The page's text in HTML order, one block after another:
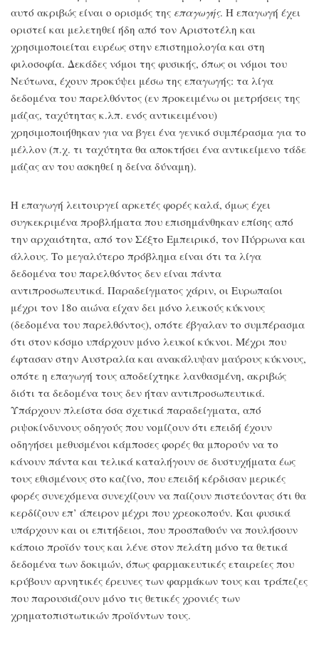
αυτό ακριβώς είναι ο ορισμός της επαγωγής. Η επαγωγή έχει
οριστεί και μελετηθεί ήδη από τον Αριστοτέλη και
χρησιμοποιείται ευρέως στην επιστημολογία και στη
φιλοσοφία. Δεκάδες νόμοι της φυσικής, όπως οι νόμοι του
Νεύτωνα, έχουν προκύψει μέσω της επαγωγής: τα λίγα
δεδομένα του παρελθόντος (εν προκειμένω οι μετρήσεις της
μάζας, ταχύτητας κ.λπ. ενός αντικειμένου)
χρησιμοποιήθηκαν για να βγει ένα γενικό συμπέρασμα για το
μέλλον (π.χ. τι ταχύτητα θα αποκτήσει ένα αντικείμενο τάδε
μάζας αν του ασκηθεί η δείνα δύναμη).
Η επαγωγή λειτουργεί αρκετές φορές καλά, όμως έχει
συγκεκριμένα προβλήματα που επισημάνθηκαν επίσης από
την αρχαιότητα, από τον Σέξτο Εμπειρικό, τον Πύρρωνα και
άλλους. Το μεγαλύτερο πρόβλημα είναι ότι τα λίγα
δεδομένα του παρελθόντος δεν είναι πάντα
αντιπροσωπευτικά. Παραδείγματος χάριν, οι Ευρωπαίοι
μέχρι τον 18ο αιώνα είχαν δει μόνο λευκούς κύκνους
(δεδομένα του παρελθόντος), οπότε έβγαλαν το συμπέρασμα
ότι στον κόσμο υπάρχουν μόνο λευκοί κύκνοι. Μέχρι που
έφτασαν στην Αυστραλία και ανακάλυψαν μαύρους κύκνους,
οπότε η επαγωγή τους αποδείχτηκε λανθασμένη, ακριβώς
διότι τα δεδομένα τους δεν ήταν αντιπροσωπευτικά.
Υπάρχουν πλείστα όσα σχετικά παραδείγματα, από
ριψοκίνδυνους οδηγούς που νομίζουν ότι επειδή έχουν
οδηγήσει μεθυσμένοι κάμποσες φορές θα μπορούν να το
κάνουν πάντα και τελικά καταλήγουν σε δυστυχήματα έως
τους εθισμένους στο καζίνο, που επειδή κέρδισαν μερικές
φορές συνεχόμενα συνεχίζουν να παίζουν πιστεύοντας ότι θα
κερδίζουν επ’ άπειρον μέχρι που χρεοκοπούν. Και φυσικά
υπάρχουν και οι επιτήδειοι, που προσπαθούν να πουλήσουν
κάποιο προϊόν τους και λένε στον πελάτη μόνο τα θετικά
δεδομένα των δοκιμών, όπως φαρμακευτικές εταιρείες που
κρύβουν αρνητικές έρευνες των φαρμάκων τους και τράπεζες
που παρουσιάζουν μόνο τις θετικές χρονιές των
χρηματοπιστωτικών προϊόντων τους.